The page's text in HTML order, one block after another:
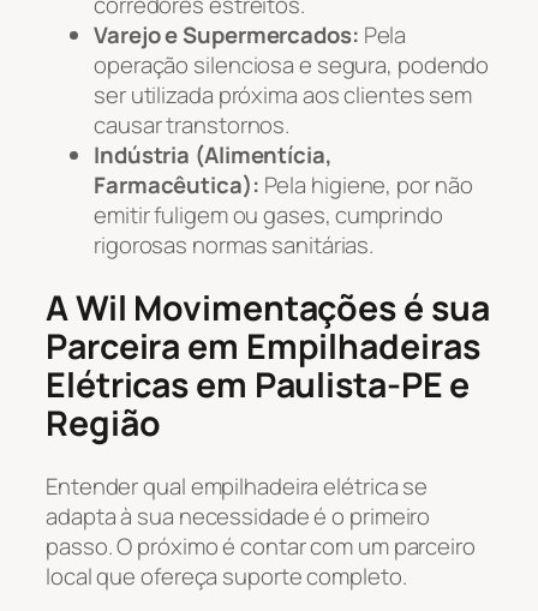
Varejo e Supermercados: Pela
operação silenciosa e segura, podendo
ser utilizada próxima aos clientes sem
causar transtornos.
Indústria (Alimentícia,
Farmacêutica): Pela higiene, por não
emitir fuligem ou gases, cumprindo
rigorosas normas sanitárias.
A Wil Movimentações é sua
Parceira em Empilhadeiras
Elétricas em Paulista-PE e
Região
Entender qual empilhadeira elétrica se
adapta à sua necessidade é o primeiro
passo. O próximo é contar com um parceiro
local que ofereça suporte completo.